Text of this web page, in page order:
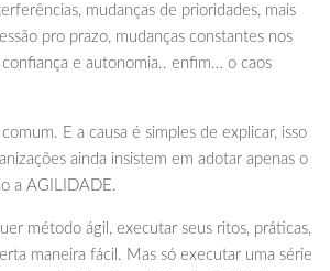
mudanças de prioridades, mais
pro prazo, mudanças constantes nos
e autonomia.. enfim… o caos
E a causa é simples de explicar, isso
ainda insistem em adotar apenas o
a AGILIDADE.
método ágil, executar seus ritos, práticas,
maneira fácil. Mas só executar uma série